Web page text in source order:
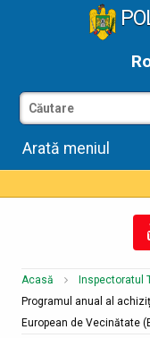
Arată meniul
Acasă
Inspectoratul
Programul anual al
European de Vecinătate